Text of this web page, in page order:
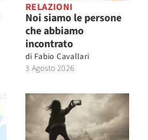
RELAZIONI
Noi siamo le persone
che abbiamo
incontrato
di Fabio Cavallari
3 Agosto 2026